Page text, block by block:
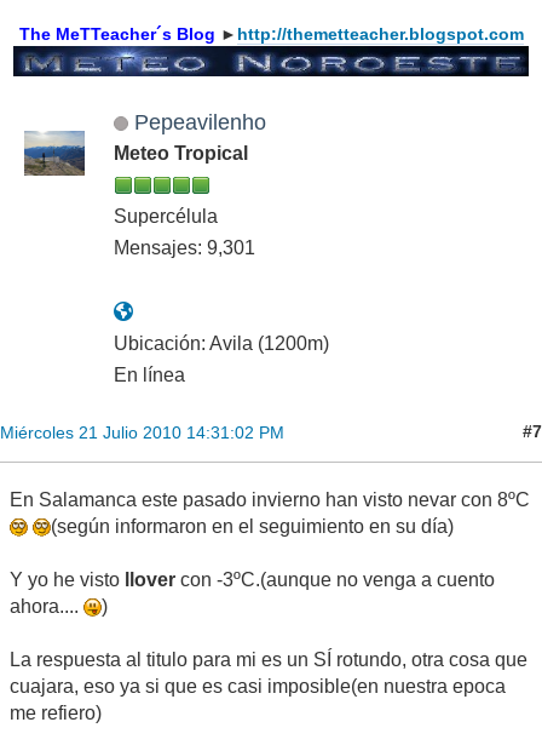
The MeTTeacher´s Blog ► http://themetteacher.blogspot.com
Pepeavilenho
Meteo Tropical
Supercélula
Mensajes: 9,301
Ubicación: Avila (1200m)
En línea
Miércoles 21 Julio 2010 14:31:02 PM #7
En Salamanca este pasado invierno han visto nevar con 8ºC
(según informaron en el seguimiento en su día)
Y yo he visto llover con -3ºC.(aunque no venga a cuento
ahora....
)
La respuesta al titulo para mi es un SÍ rotundo, otra cosa que
cuajara, eso ya si que es casi imposible(en nuestra epoca
me refiero)